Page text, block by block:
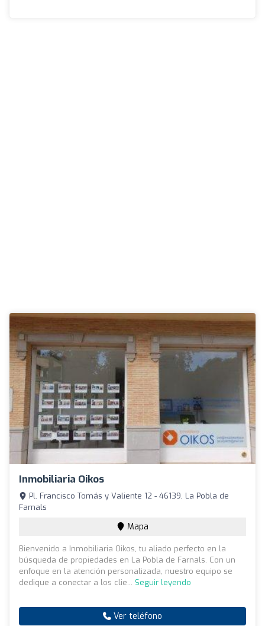
Inmobiliaria Oikos
Pl. Francisco Tomás y Valiente 12 - 46139, La Pobla de
Farnals
Mapa
Bienvenido a Inmobiliaria Oikos, tu aliado perfecto en la
búsqueda de propiedades en La Pobla de Farnals. Con un
enfoque en la atención personalizada, nuestro equipo se
dedique a conectar a los clie... Seguir leyendo
Ver teléfono